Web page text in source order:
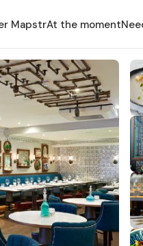
MapstrAt the moment